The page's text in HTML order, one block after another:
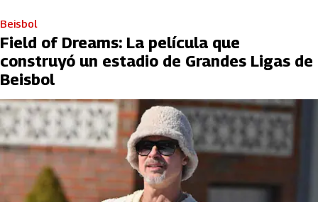
Beisbol
Field of Dreams: La película que
construyó un estadio de Grandes Ligas de
Beisbol